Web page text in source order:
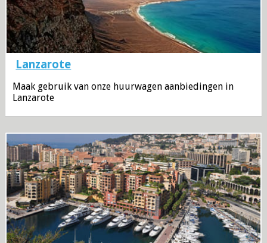
Lanzarote
Maak gebruik van onze huurwagen aanbiedingen in
Lanzarote